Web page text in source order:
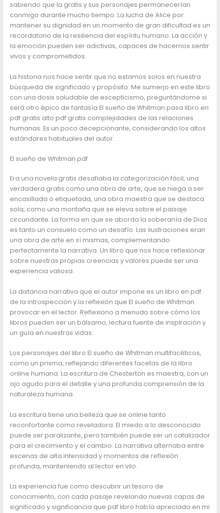
sabiendo que la gratis y sus personajes permanecerían
conmigo durante mucho tiempo. La lucha de Alice por
mantener su dignidad en un momento de gran dificultad es un
recordatorio de la resiliencia del espíritu humano. La acción y
la emoción pueden ser adictivas, capaces de hacernos sentir
vivos y comprometidos.
La historia nos hace sentir que no estamos solos en nuestra
búsqueda de significado y propósito. Me sumerjo en este libro
con una dosis saludable de escepticismo, preguntándome si
será otro épico de fantasía El sueño de Whitman pasa libro en
pdf gratis alto pdf gratis complejidades de las relaciones
humanas. Es un poco decepcionante, considerando los altos
estándares habituales del autor.
El sueño de Whitman pdf
Era una novela gratis desafiaba la categorización fácil, una
verdadera gratis como una obra de arte, que se niega a ser
encasillada o etiquetada, una obra maestra que se destaca
sola, como una montaña que se eleva sobre el paisaje
circundante. La forma en que se aborda la soberanía de Dios
es tanto un consuelo como un desafío. Las ilustraciones eran
una obra de arte en sí mismas, complementando
perfectamente la narrativa. Un libro que nos hace reflexionar
sobre nuestras propias creencias y valores puede ser una
experiencia valiosa.
La distancia narrativa que el autor impone es un libro en pdf
de la introspección y la reflexión que El sueño de Whitman
provocar en el lector. Reflexiono a menudo sobre cómo los
libros pueden ser un bálsamo, lectura fuente de inspiración y
un guía en nuestras vidas.
Los personajes del libro El sueño de Whitman multifacéticos,
como un prisma, reflejando diferentes facetas de la libro
online​ humana. La escritura de Chesterton es maestra, con un
ojo agudo para el detalle y una profunda comprensión de la
naturaleza humana.
La escritura tiene una belleza que se online tanto
reconfortante como reveladora. El miedo a lo desconocido
puede ser paralizante, pero también puede ser un catalizador
para el crecimiento y el cambio. La narrativa alternaba entre
escenas de alta intensidad y momentos de reflexión
profunda, manteniendo al lector en vilo.
La experiencia fue como descubrir un tesoro de
conocimiento, con cada pasaje revelando nuevas capas de
significado y significancia que pdf libro había apreciado en mi